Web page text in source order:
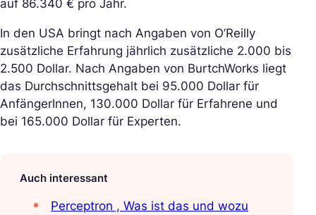
auf 86.340 € pro Jahr.
In den USA bringt nach Angaben von O’Reilly
zusätzliche Erfahrung jährlich zusätzliche 2.000 bis
2.500 Dollar. Nach Angaben von BurtchWorks liegt
das Durchschnittsgehalt bei 95.000 Dollar für
AnfängerInnen, 130.000 Dollar für Erfahrene und
bei 165.000 Dollar für Experten.
Auch interessant
Perceptron , Was ist das und wozu